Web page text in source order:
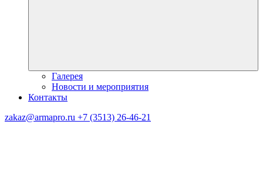
Галерея
Новости и мероприятия
Контакты
zakaz@armapro.ru +7 (3513) 26-46-21